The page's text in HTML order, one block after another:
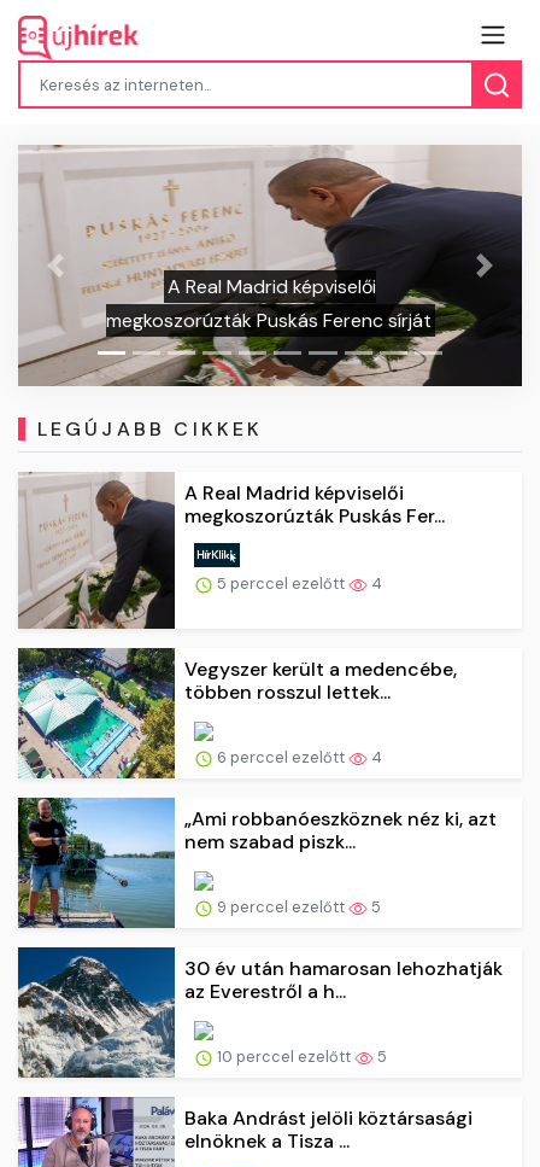
Real Madrid képviselői
Puskás Ferenc sírját
Vegyszer
Előző
LEGÚJABB CIKKEK
A Real Madrid képviselői
megkoszorúzták Puskás Fer...
5 perccel ezelőtt 4
Vegyszer került a medencébe,
többen rosszul lettek...
6 perccel ezelőtt 4
„Ami robbanóeszköznek néz ki, azt
nem szabad piszk...
9 perccel ezelőtt 5
30 év után hamarosan lehozhatják
az Everestről a h...
10 perccel ezelőtt 5
Baka Andrást jelöli köztársasági
elnöknek a Tisza ...